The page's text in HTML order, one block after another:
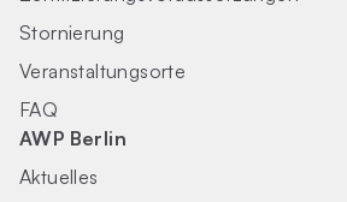
Stornierung
Veranstaltungsorte
FAQ
AWP Berlin
Aktuelles